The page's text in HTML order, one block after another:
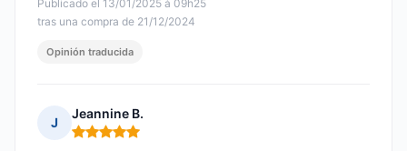
Publicado el 13/01/2025 à 09h25
tras una compra de 21/12/2024
Opinión traducida
J
Jeannine B.
Nota: 5 de 5